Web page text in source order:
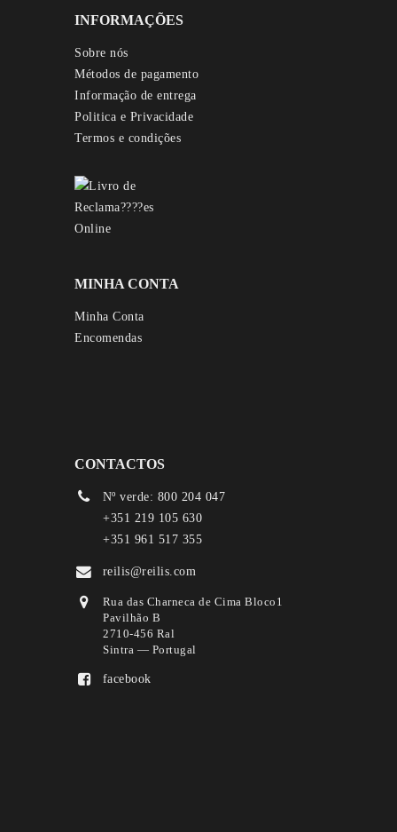
INFORMAÇÕES
Sobre nós
Métodos de pagamento
Informação de entrega
Politica e Privacidade
Termos e condições
MINHA CONTA
Minha Conta
Encomendas
CONTACTOS
Nº verde: 800 204 047
+351 219 105 630
+351 961 517 355
reilis@reilis.com
Rua das Charneca de Cima Bloco1
Pavilhão B
2710-456 Ral
Sintra — Portugal
facebook